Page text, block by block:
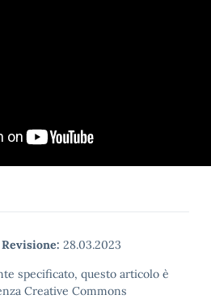
Revisione: 28.03.2023
specificato, questo articolo è
Creative Commons